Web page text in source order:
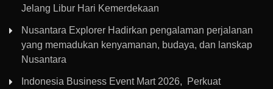
Jelang Libur Hari Kemerdekaan
Nusantara Explorer Hadirkan pengalaman perjalanan
yang memadukan kenyamanan, budaya, dan lanskap
Nusantara
Indonesia Business Event Mart 2026, Perkuat